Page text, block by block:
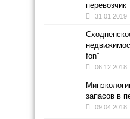
перевозчик
31.01.2019
fon”
06.12.2018
запасов в
09.04.2018